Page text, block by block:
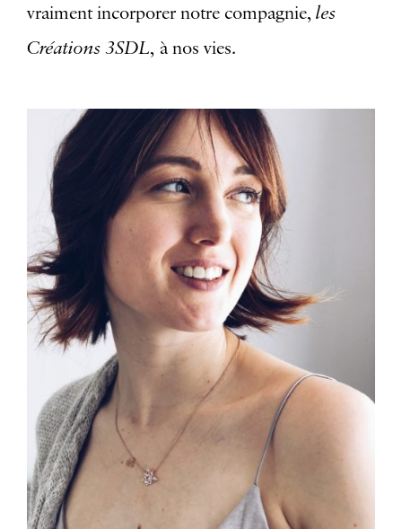
vraiment incorporer notre compagnie, les
Créations 3SDL, à nos vies.